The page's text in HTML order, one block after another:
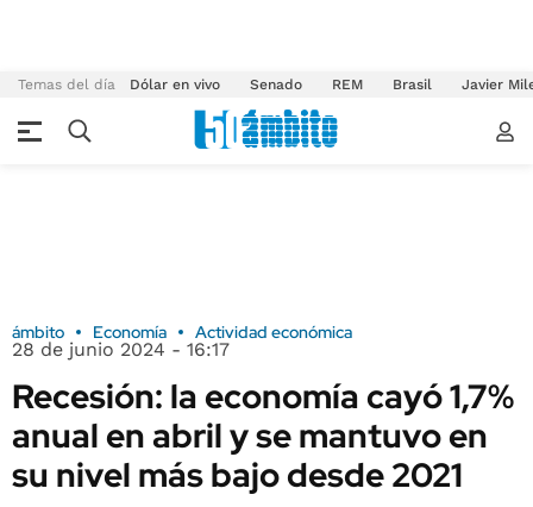
Temas del día Dólar en vivo Senado REM Brasil Javier
ámbito Economía Actividad económica
28 de junio 2024 - 16:17
Recesión: la economía cayó 1,7%
anual en abril y se mantuvo en
su nivel más bajo desde 2021